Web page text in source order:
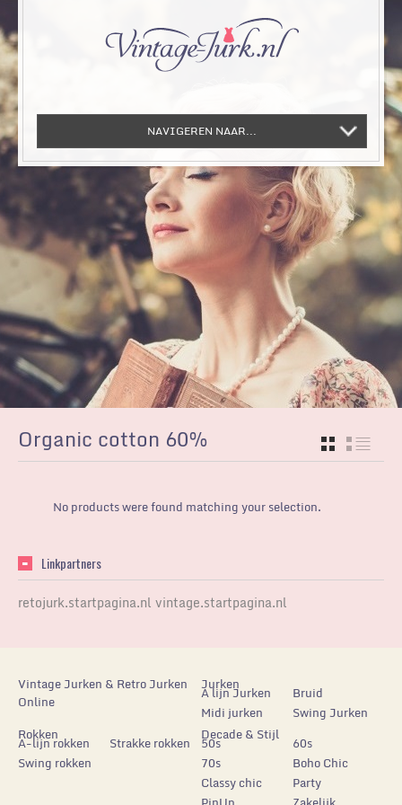
NAVIGEREN NAAR...
Organic cotton 60% GRID
No products were found matching your selection.
Linkpartners
retojurk.startpagina.nl vintage.startpagina.nl
Vintage Jurken & Retro Jurken
Online
Jurken
A lijn Jurken
Bruid
Midi jurken
Swing Jurken
Rokken
A-lijn rokken
Strakke rokken
Swing rokken
Decade & Stijl
50s
60s
70s
Boho Chic
Classy chic
Party